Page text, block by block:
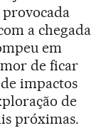
a chegada
em
de ficar
impactos
de
próximas.